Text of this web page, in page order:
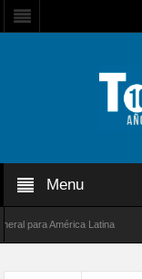
Menu
para América Latina